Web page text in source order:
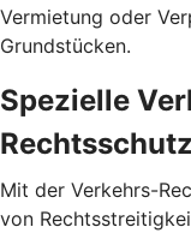
Vermietung oder
Grundstücken.
Spezielle
Mit der Verkehrs-
von